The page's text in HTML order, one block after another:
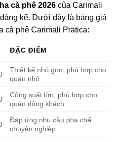
cà phê 2026 của Carimali
kể. Dưới đây là bảng giá
cà phê Carimali Pratica:
ĐẶC ĐIỂM
Thiết kế nhỏ gọn, phù hợp cho
quán nhỏ
Công suất lớn, phù hợp cho
quán đông khách
Đáp ứng nhu cầu pha chế
chuyên nghiệp